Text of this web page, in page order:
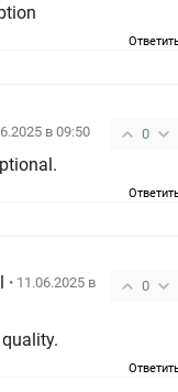
0
в 09:50
0
• 11.06.2025 в